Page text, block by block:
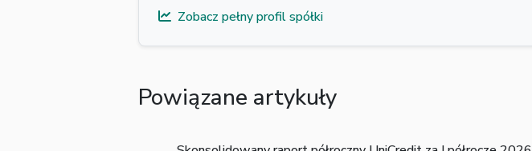
Zobacz pełny profil spółki
Powiązane artykuły